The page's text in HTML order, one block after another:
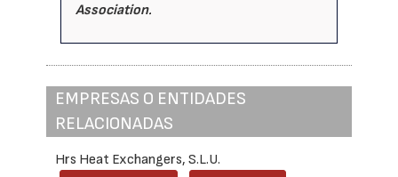
Association.
EMPRESAS O ENTIDADES
RELACIONADAS
Hrs Heat Exchangers, S.L.U.